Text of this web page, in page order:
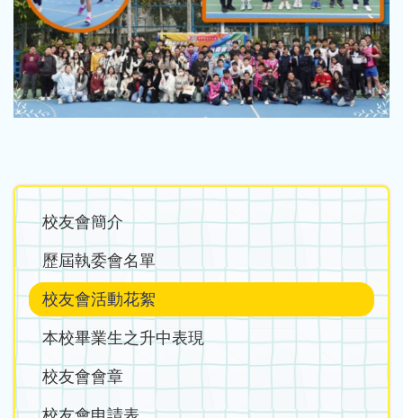
Main
navigation
校友會簡介
歷屆執委會名單
校友會活動花絮
本校畢業生之升中表現
校友會會章